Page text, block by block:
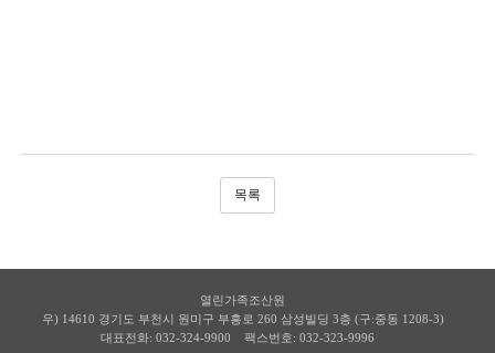
목록
열린가족조산원
우) 14610 경기도 부천시 원미구 부흥로 260 삼성빌딩 3층 (구:중동 1208-3)
대표전화: 032-324-9900
팩스번호: 032-323-9996